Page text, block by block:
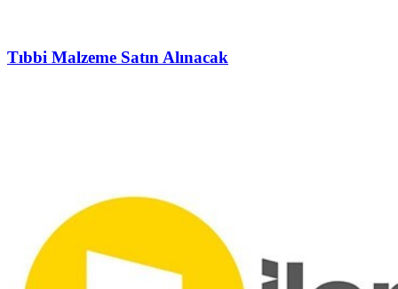
Tıbbi Malzeme Satın Alınacak